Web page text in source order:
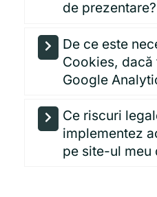
de prezentare?
De ce este
Cookies,
Google
Ce riscuri
implementez
pe site-ul meu